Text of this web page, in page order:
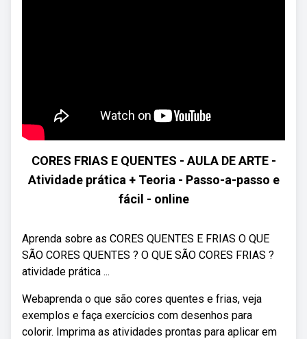
CORES FRIAS E QUENTES - AULA DE ARTE -
Atividade prática + Teoria - Passo-a-passo e
fácil - online
Aprenda sobre as CORES QUENTES E FRIAS O QUE
SÃO CORES QUENTES ? O QUE SÃO CORES FRIAS ?
atividade prática ...
Webaprenda o que são cores quentes e frias, veja
exemplos e faça exercícios com desenhos para
colorir. Imprima as atividades prontas para aplicar em